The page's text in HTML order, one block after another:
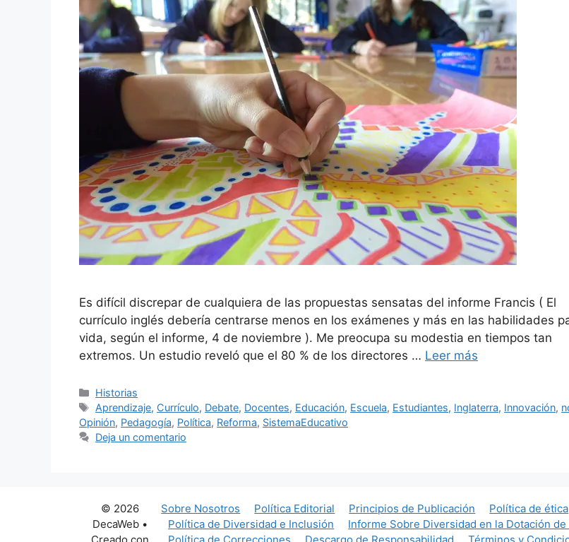
Es difícil discrepar de cualquiera de las propuestas sensatas del informe Francis ( El
currículo inglés debería centrarse menos en los exámenes y más en las habilidades
vida, según el informe, 4 de noviembre ). Me preocupa su modestia en tiempos tan
extremos. Un estudio reveló que el 80 % de los directores … Leer más
Categorías
Historias
Etiquetas
Aprendizaje, Currículo, Debate, Docentes, Educación, Escuela, Estudiantes, Inglaterra, Innovación,
Opinión, Pedagogía, Política, Reforma, SistemaEducativo
Deja un comentario
Sobre Nosotros Política Editorial Principios de Publicación Política de ética
Política de Diversidad e Inclusión
Informe Sobre Diversidad en la Dotación de
© 2026
DecaWeb •